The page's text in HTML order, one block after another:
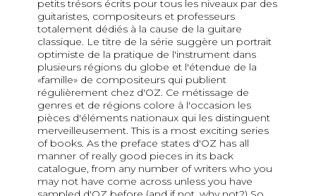
petits trésors écrits pour tous les niveaux par des
guitaristes, compositeurs et professeurs
totalement dédiés à la cause de la guitare
classique. Le titre de la série suggère un portrait
optimiste de la pratique de l'instrument dans
plusieurs régions du globe et l'étendue de la
«famille» de compositeurs qui publient
régulièrement chez d'OZ. Ce métissage de
genres et de régions colore à l'occasion les
pièces d'éléments nationaux qui les distinguent
merveilleusement. This is a most exciting series
of books. As the preface states d'OZ has all
manner of really good pieces in its back
catalogue, from any number of writers who you
may not have come across unless you have